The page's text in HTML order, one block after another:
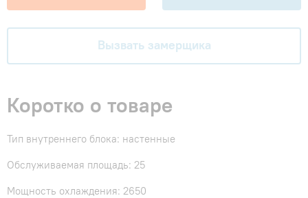
Вызвать замерщика
Коротко о товаре
Тип внутреннего блока: настенные
Обслуживаемая площадь: 25
Мощность охлаждения: 2650